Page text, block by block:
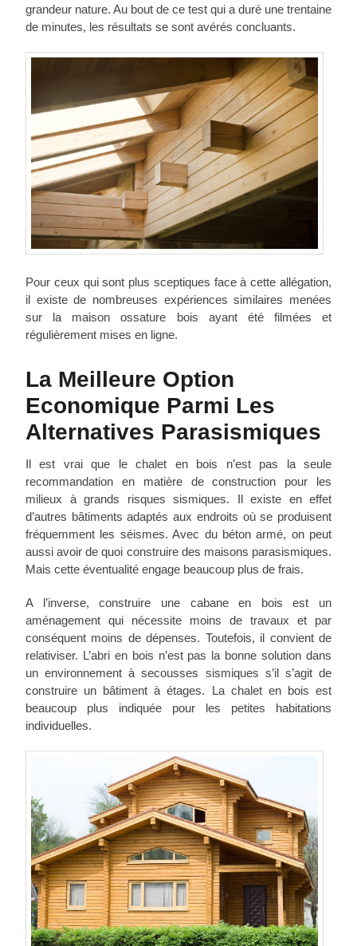
grandeur nature. Au bout de ce test qui a duré une trentaine
de minutes, les résultats se sont avérés concluants.
Pour ceux qui sont plus sceptiques face à cette allégation,
il existe de nombreuses expériences similaires menées
sur la maison ossature bois ayant été filmées et
régulièrement mises en ligne.
La Meilleure Option
Economique Parmi Les
Alternatives Parasismiques
Il est vrai que le chalet en bois n’est pas la seule
recommandation en matière de construction pour les
milieux à grands risques sismiques. Il existe en effet
d’autres bâtiments adaptés aux endroits où se produisent
fréquemment les séismes. Avec du béton armé, on peut
aussi avoir de quoi construire des maisons parasismiques.
Mais cette éventualité engage beaucoup plus de frais.
A l’inverse, construire une cabane en bois est un
aménagement qui nécessite moins de travaux et par
conséquent moins de dépenses. Toutefois, il convient de
relativiser. L’abri en bois n’est pas la bonne solution dans
un environnement à secousses sismiques s’il s’agit de
construire un bâtiment à étages. La chalet en bois est
beaucoup plus indiquée pour les petites habitations
individuelles.